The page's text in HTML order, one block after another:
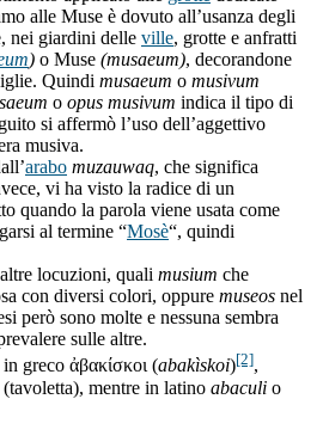
alle Muse è dovuto all’usanza degli
nei giardini delle ville, grotte e anfratti
) o Muse (musaeum), decorandone
Quindi musaeum o musivum
o opus musivum indica il tipo di
si affermò l’uso dell’aggettivo
musiva.
arabo muzauwaq, che significa
vi ha visto la radice di un
quando la parola viene usata come
al termine “Mosè“, quindi
locuzioni, quali musium che
con diversi colori, oppure museos nel
però sono molte e nessuna sembra
sulle altre.
greco ἀβακίσκοι (abakìskoi)[2],
mentre in latino abaculi o